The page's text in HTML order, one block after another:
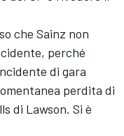
che Sainz non
perché
di gara
perdita di
di Lawson. Si è